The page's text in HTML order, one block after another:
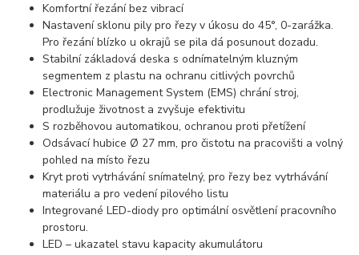
Komfortní řezání bez vibrací
Nastavení sklonu pily pro řezy v úkosu do 45°, 0-zarážka.
Pro řezání blízko u okrajů se pila dá posunout dozadu.
Stabilní základová deska s odnímatelným kluzným
segmentem z plastu na ochranu citlivých povrchů
Electronic Management System (EMS) chrání stroj,
prodlužuje životnost a zvyšuje efektivitu
S rozběhovou automatikou, ochranou proti přetížení
Odsávací hubice Ø 27 mm, pro čistotu na pracovišti a volný
pohled na místo řezu
Kryt proti vytrhávání snímatelný, pro řezy bez vytrhávání
materiálu a pro vedení pilového listu
Integrované LED-diody pro optimální osvětlení pracovního
prostoru.
LED – ukazatel stavu kapacity akumulátoru